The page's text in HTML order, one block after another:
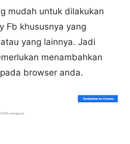
mudah untuk dilakukan
Fb khususnya yang
yang lainnya. Jadi
menambahkan
browser anda.